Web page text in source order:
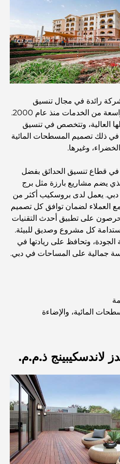
Dubai Vision 2040 - Green
and a
خلابة: مزيج مثالي من المذاق
الساحرة
جميرا لعام 2026
مدينة دبي: تذوق إيطاليا في قلب
في دبي هيلز: اللياقة البدنية في أبهى
الفاخر في نخلة جميرا
دبي: رعاية صحية شاملة للجميع
2: دليل للعائلات
دبي: رحلة طهي
رائدة في مجال تنسيق
الحدائق في دبي، تقدم باقة واسعة من الخدمات منذ عام 2000.
العالية، وتتخصص في تنسيق
في ذلك تصميم المسطحات المائية
وغيرها.
في قطاع تنسيق الحدائق بفضل
يضم مشاريع بارزة مثل برج
خليفة ومعرض إكسبو 2020 دبي. يعمل لدى بروسكيب أكثر من
مع العملاء لضمان توافق كل تصميم
على تطبيق أحدث التقنيات
كل مشروع وصديق للبيئة.
وتحافظ على ريادتها في
جمالية على المساحات في دبي.
المائية، والإضاءة